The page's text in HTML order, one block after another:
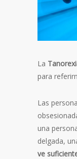
La
para
Las
una
delgada,
ve